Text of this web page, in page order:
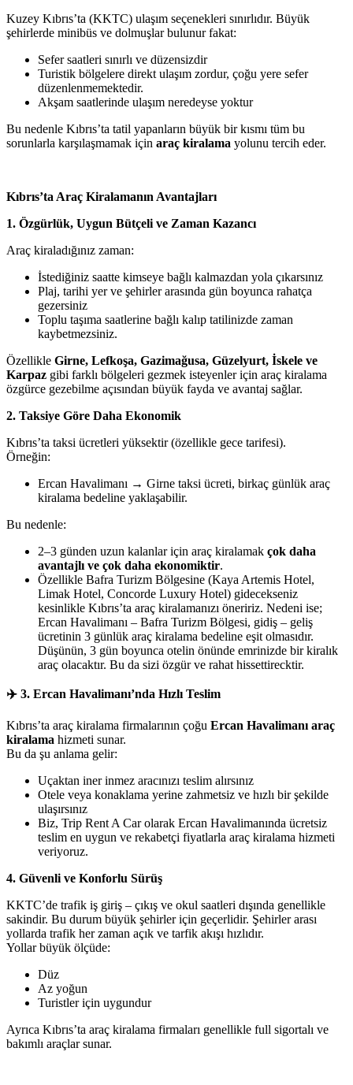
Kuzey Kıbrıs’ta (KKTC) ulaşım seçenekleri sınırlıdır. Büyük
şehirlerde minibüs ve dolmuşlar bulunur fakat:
Sefer saatleri sınırlı ve düzensizdir
Turistik bölgelere direkt ulaşım zordur, çoğu yere sefer
düzenlenmemektedir.
Akşam saatlerinde ulaşım neredeyse yoktur
Bu nedenle Kıbrıs’ta tatil yapanların büyük bir kısmı tüm bu
sorunlarla karşılaşmamak için araç kiralama yolunu tercih eder.
Kıbrıs’ta Araç Kiralamanın Avantajları
1. Özgürlük, Uygun Bütçeli ve Zaman Kazancı
Araç kiraladığınız zaman:
İstediğiniz saatte kimseye bağlı kalmazdan yola çıkarsınız
Plaj, tarihi yer ve şehirler arasında gün boyunca rahatça
gezersiniz
Toplu taşıma saatlerine bağlı kalıp tatilinizde zaman
kaybetmezsiniz.
Özellikle Girne, Lefkoşa, Gazimağusa, Güzelyurt, İskele ve
Karpaz gibi farklı bölgeleri gezmek isteyenler için araç kiralama
özgürce gezebilme açısından büyük fayda ve avantaj sağlar.
2. Taksiye Göre Daha Ekonomik
Kıbrıs’ta taksi ücretleri yüksektir (özellikle gece tarifesi).
Örneğin:
Ercan Havalimanı → Girne taksi ücreti, birkaç günlük araç
kiralama bedeline yaklaşabilir.
Bu nedenle:
2–3 günden uzun kalanlar için araç kiralamak çok daha
avantajlı ve çok daha ekonomiktir.
Özellikle Bafra Turizm Bölgesine (Kaya Artemis Hotel,
Limak Hotel, Concorde Luxury Hotel) gidecekseniz
kesinlikle Kıbrıs’ta araç kiralamanızı öneririz. Nedeni ise;
Ercan Havalimanı – Bafra Turizm Bölgesi, gidiş – geliş
ücretinin 3 günlük araç kiralama bedeline eşit olmasıdır.
Düşünün, 3 gün boyunca otelin önünde emrinizde bir kiralık
araç olacaktır. Bu da sizi özgür ve rahat hissettirecktir.
✈️ 3. Ercan Havalimanı’nda Hızlı Teslim
Kıbrıs’ta araç kiralama firmalarının çoğu Ercan Havalimanı araç
kiralama hizmeti sunar.
Bu da şu anlama gelir:
Uçaktan iner inmez aracınızı teslim alırsınız
Otele veya konaklama yerine zahmetsiz ve hızlı bir şekilde
ulaşırsınız
Biz, Trip Rent A Car olarak Ercan Havalimanında ücretsiz
teslim en uygun ve rekabetçi fiyatlarla araç kiralama hizmeti
veriyoruz.
4. Güvenli ve Konforlu Sürüş
KKTC’de trafik iş giriş – çıkış ve okul saatleri dışında genellikle
sakindir. Bu durum büyük şehirler için geçerlidir. Şehirler arası
yollarda trafik her zaman açık ve tarfik akışı hızlıdır.
Yollar büyük ölçüde:
Düz
Az yoğun
Turistler için uygundur
Ayrıca Kıbrıs’ta araç kiralama firmaları genellikle full sigortalı ve
bakımlı araçlar sunar.